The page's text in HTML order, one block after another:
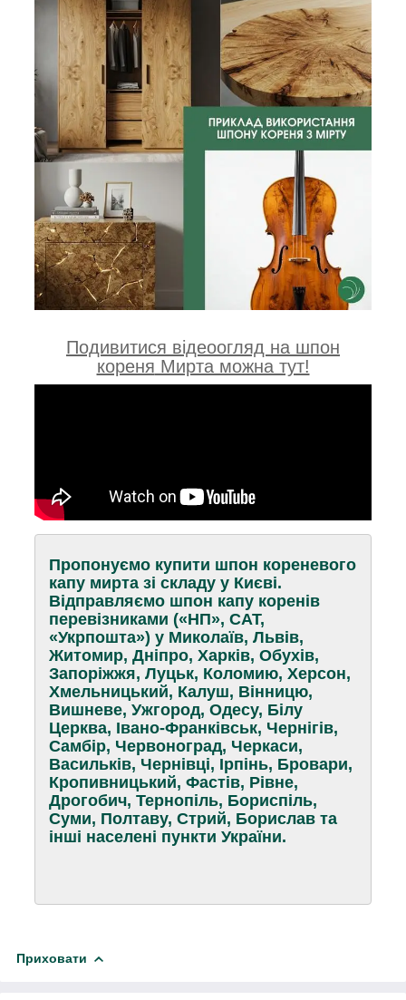
Подивитися відеоогляд на шпон
кореня Мирта можна тут!
Пропонуємо купити шпон кореневого
капу мирта зі складу у Києві.
Відправляємо шпон капу коренів
перевізниками («НП», САТ,
«Укрпошта») у Миколаїв, Львів,
Житомир, Дніпро, Харків, Обухів,
Запоріжжя, Луцьк, Коломию, Херсон,
Хмельницький, Калуш, Вінницю,
Вишневе, Ужгород, Одесу, Білу
Церква, Івано-Франківськ, Чернігів,
Самбір, Червоноград, Черкаси,
Васильків, Чернівці, Ірпінь, Бровари,
Кропивницький, Фастів, Рівне,
Дрогобич, Тернопіль, Бориспіль,
Суми, Полтаву, Стрий, Борислав та
інші населені пункти України.
Приховати